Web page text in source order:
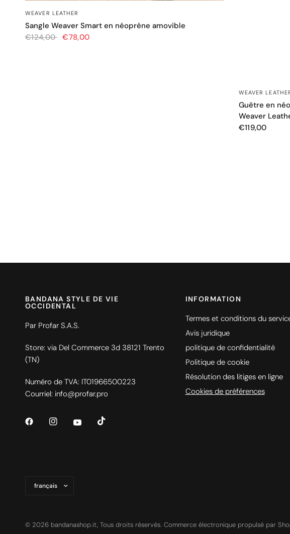
WEAVER LEATHER
Sangle Weaver Smart en néoprène amovible
€124,00 €78,00
WEAVER
Guêtre en
Weaver
€119,00
BANDANA STYLE DE VIE
OCCIDENTAL
Par Profar S.A.S.
Store: via Del Commerce 3d 38121 Trento
(TN)
Numéro de TVA: IT01966500223
Courriel: info@profar.pro
INFORMATION
Termes et conditions du
Avis juridique
politique de confidentialité
Politique de cookie
Résolution des litiges en ligne
Cookies de préférences
pays/la
© 2026 bandanashop.it, Tous droits réservés. Commerce électronique propulsé par